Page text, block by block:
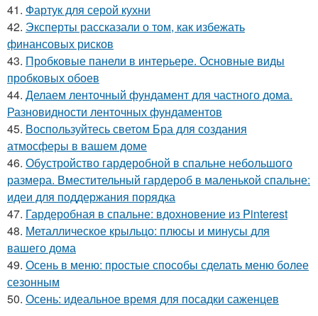
41. Фартук для серой кухни
42. Эксперты рассказали о том, как избежать
финансовых рисков
43. Пробковые панели в интерьере. Основные виды
пробковых обоев
44. Делаем ленточный фундамент для частного дома.
Разновидности ленточных фундаментов
45. Воспользуйтесь светом Бра для создания
атмосферы в вашем доме
46. Обустройство гардеробной в спальне небольшого
размера. Вместительный гардероб в маленькой спальне:
идеи для поддержания порядка
47. Гардеробная в спальне: вдохновение из Pinterest
48. Металлическое крыльцо: плюсы и минусы для
вашего дома
49. Осень в меню: простые способы сделать меню более
сезонным
50. Осень: идеальное время для посадки саженцев